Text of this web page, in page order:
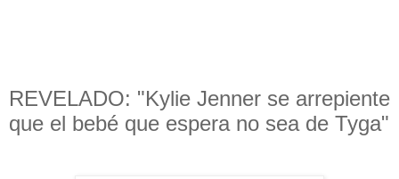
REVELADO: "Kylie Jenner se arrepiente
que el bebé que espera no sea de Tyga"